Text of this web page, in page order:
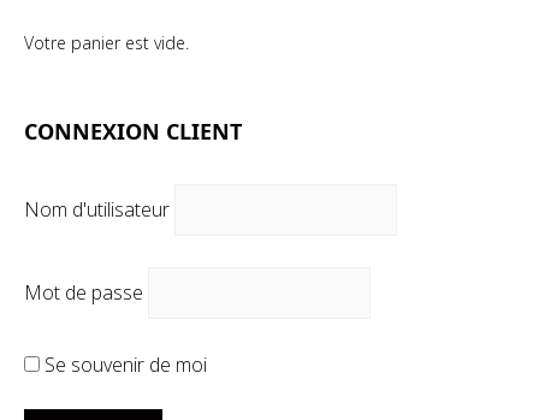
Votre panier est vide.
CONNEXION CLIENT
Nom d'utilisateur
Mot de passe
Se souvenir de moi